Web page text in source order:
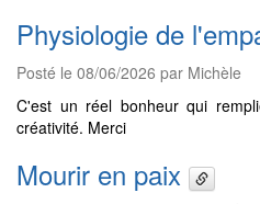
Physiologie de
Posté le 08/06/2026 par Michèle
C'est un réel bonheur qui
créativité. Merci
Mourir en paix